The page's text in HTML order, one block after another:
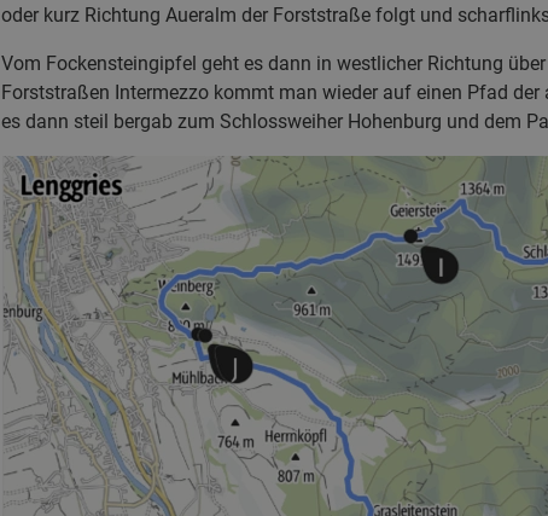
oder kurz Richtung Aueralm der Forststraße folgt und
Vom Fockensteingipfel geht es dann in westlicher Richtung
Forststraßen Intermezzo kommt man wieder auf einen Pfad
es dann steil bergab zum Schlossweiher Hohenburg und dem